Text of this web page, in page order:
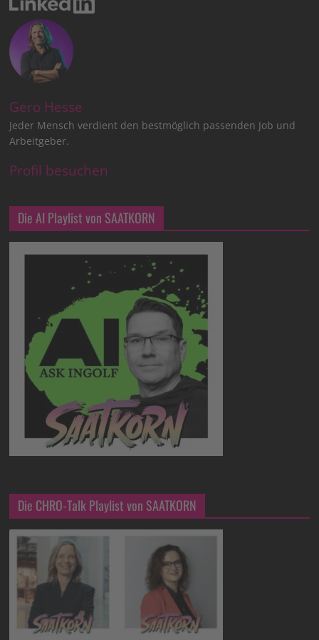
Gero Hesse
Jeder Mensch verdient den bestmöglich passenden Job und
Arbeitgeber.
Profil besuchen
Die AI Playlist von SAATKORN
Die CHRO-Talk Playlist von SAATKORN